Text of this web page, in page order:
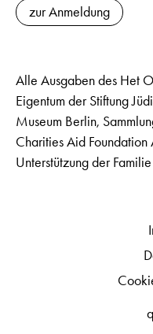
zur Anmeldung
Alle Ausgaben des Het
Eigentum der Stiftung
Museum Berlin,
Charities Aid
Unterstützung der